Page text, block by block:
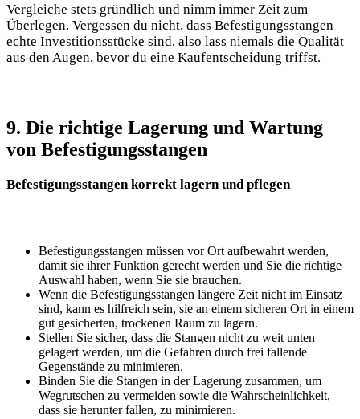
Vergleiche stets gründlich und nimm immer Zeit zum
Überlegen. Vergessen du nicht, dass Befestigungsstangen
echte Investitionsstücke sind, also lass niemals die Qualität
aus den Augen, bevor du eine Kaufentscheidung triffst.
9. Die richtige Lagerung und Wartung
von Befestigungsstangen
Befestigungsstangen korrekt lagern und pflegen
Befestigungsstangen müssen vor Ort aufbewahrt werden,
damit sie ihrer Funktion gerecht werden und Sie die richtige
Auswahl haben, wenn Sie sie brauchen.
Wenn die Befestigungsstangen längere Zeit nicht im Einsatz
sind, kann es hilfreich sein, sie an einem sicheren Ort in einem
gut gesicherten, trockenen Raum zu lagern.
Stellen Sie sicher, dass die Stangen nicht zu weit unten
gelagert werden, um die Gefahren durch frei fallende
Gegenstände zu minimieren.
Binden Sie die Stangen in der Lagerung zusammen, um
Wegrutschen zu vermeiden sowie die Wahrscheinlichkeit,
dass sie herunter fallen, zu minimieren.